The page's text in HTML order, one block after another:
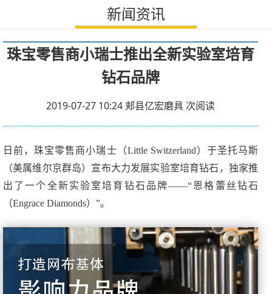
新闻资讯
珠宝零售商小瑞士推出全新实验室培育
钻石品牌
2019-07-27 10:24 郏县亿宏磨具 次阅读
日前，珠宝零售商小瑞士（Little Switzerland）于圣托马斯
（美属维尔京群岛）宣布大力发展实验室培育钻石，独家推
出了一个全新实验室培育钻石品牌——“恩格蕾丝钻石
（Engrace Diamonds）”。